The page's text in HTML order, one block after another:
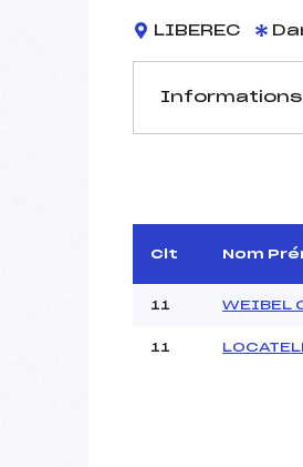
LIBEREC
Informations
D.T Adjoint :
Dir. Epreuve :
Clt Nom
11 WEIBEL
11